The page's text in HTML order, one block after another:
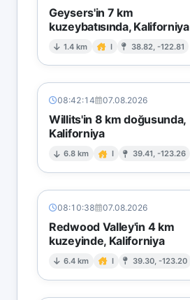
Geysers'in 7 km
kuzeybatısında, Kaliforniya
1.4 km I 38.82, -122.81
08:42:14 07.08.2026
Willits'in 8 km doğusunda,
Kaliforniya
6.8 km I 39.41, -123.26
08:10:38 07.08.2026
Redwood Valley'in 4 km
kuzeyinde, Kaliforniya
6.4 km I 39.30, -123.20